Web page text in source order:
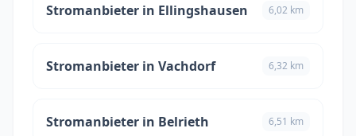
Stromanbieter in Ellingshausen 6,02 km
Stromanbieter in Vachdorf 6,32 km
Stromanbieter in Belrieth 6,51 km